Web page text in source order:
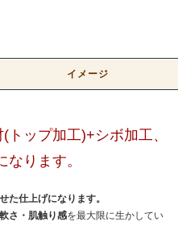
イメージ
ップ加工)+シボ加工、
ります。
た仕上げになります。
さ・肌触り感を最大限に生かしてい